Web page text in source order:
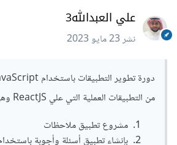
علي العبدالله3
نشر23 مايو 2023
من التطبيقات العملية التي علي ReactJS وهي:
مشروع تطبيق ملاحظات